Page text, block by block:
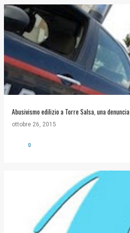
Abusivismo edilizio a Torre Salsa, una denuncia
ottobre 26, 2015
0